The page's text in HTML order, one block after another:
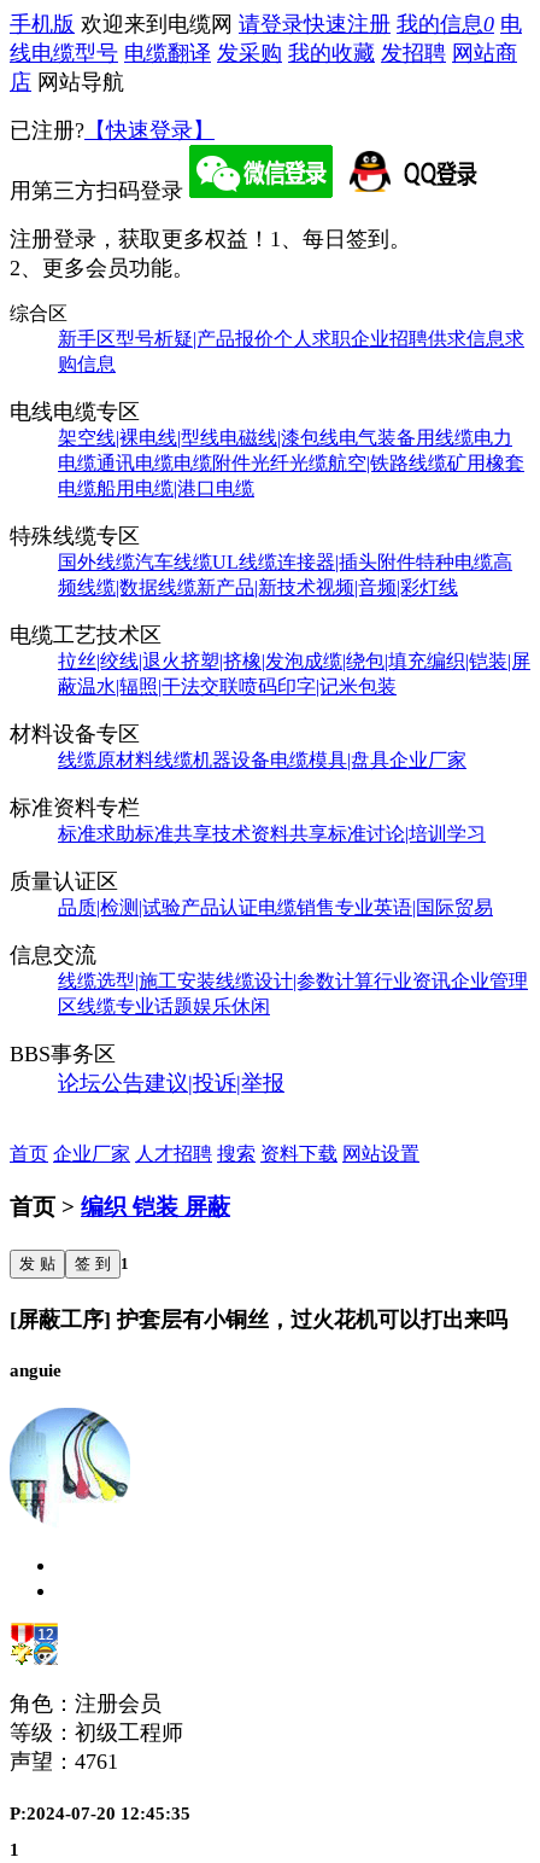
手机版 欢迎来到电缆网 请登录快速注册 我的信息0 电
线电缆型号 电缆翻译 发采购 我的收藏 发招聘 网站商
店 网站导航
已注册? 【快速登录】
用第三方扫码登录
注册登录，获取更多权益！ 1、每日签到。
2、更多会员功能。
综合区
新手区型号析疑|产品报价个人求职企业招聘供求信息求
购信息
电线电缆专区
架空线|裸电线|型线电磁线|漆包线电气装备用线缆电力
电缆通讯电缆电缆附件光纤光缆航空|铁路线缆矿用橡套
电缆船用电缆|港口电缆
特殊线缆专区
国外线缆汽车线缆UL线缆连接器|插头附件特种电缆高
频线缆|数据线缆新产品|新技术视频|音频|彩灯线
电缆工艺技术区
拉丝|绞线|退火挤塑|挤橡|发泡成缆|绕包|填充编织|铠装|屏
蔽温水|辐照|干法交联喷码印字|记米包装
材料设备专区
线缆原材料线缆机器设备电缆模具|盘具企业厂家
标准资料专栏
标准求助标准共享技术资料共享标准讨论|培训学习
质量认证区
品质|检测|试验产品认证电缆销售专业英语|国际贸易
信息交流
线缆选型|施工安装线缆设计|参数计算行业资讯企业管理
区线缆专业话题娱乐休闲
BBS事务区
论坛公告建议|投诉|举报
首页 企业厂家 人才招聘 搜索 资料下载 网站设置
首页 > 编织 铠装 屏蔽
发 贴 签 到 1
[屏蔽工序] 护套层有小铜丝，过火花机可以打出来吗
anguie
角色：注册会员
等级：初级工程师
声望： 4761
P:2024-07-20 12:45:35
1